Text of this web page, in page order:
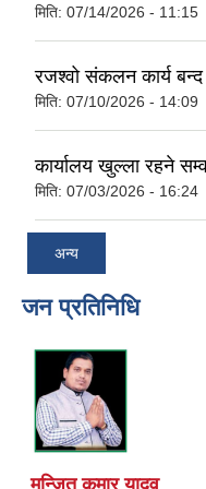
मिति: 07/14/2026 - 11:15
रजश्वो संकलन कार्य
मिति: 07/10/2026 - 14:09
कार्यालय खुल्ला रहने
मिति: 07/03/2026 - 16:24
अन्य
जन प्रतिनिधि
मन्जित कुमार यादव